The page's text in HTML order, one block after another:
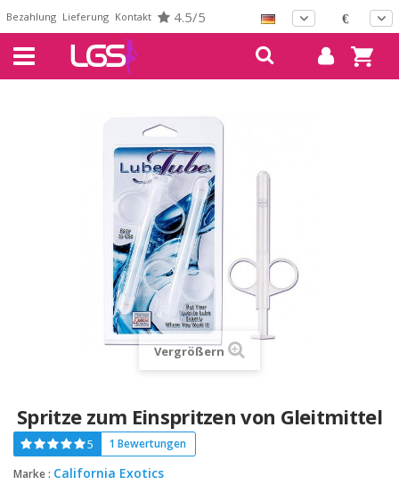
Bezahlung Lieferung Kontakt 4.5/5 €
Vergrößern
Spritze zum Einspritzen von Gleitmittel
5
1 Bewertungen
Marke : California Exotics